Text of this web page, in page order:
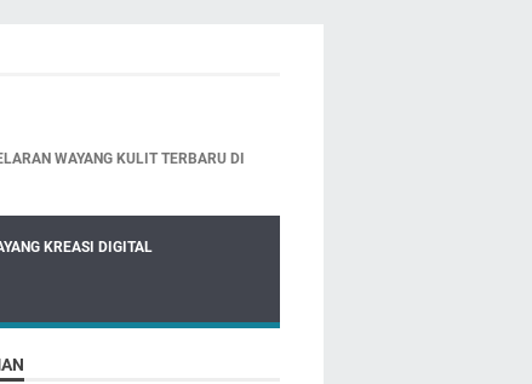
WAYANG KULIT TERBARU DI
KREASI DIGITAL